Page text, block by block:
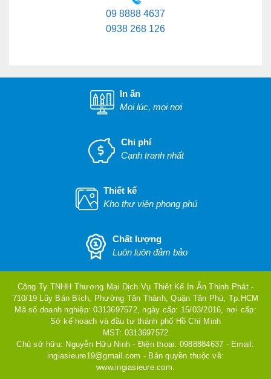
09 8888 4637
0938 268 126
In ấn
Mọi lúc, mọi nơi
Chi phí
Cạnh tranh nhất
Thiết kế
Kho thư viện phong phú
Chất lượng
Luôn luôn đảm bảo
Công Ty TNHH Thương Mại Dịch Vụ Thiết Kế In Ấn Thịnh Phát -
710/19 Lũy Bán Bích, Phường Tân Thành, Quận Tân Phú, Tp.HCM
Mã số doanh nghiệp: 0313697572, ngày cấp: 15/03/2016, nơi cấp:
Sở kế hoạch và đầu tư thành phố Hồ Chí Minh
MST: 0313697572
Chủ sở hữu: Nguyễn Hữu Ninh - Điện thoại: 0988884637 - Email:
ingiasieure19@gmail.com - Bản quyền thuộc về:
www.ingiasieure.com.